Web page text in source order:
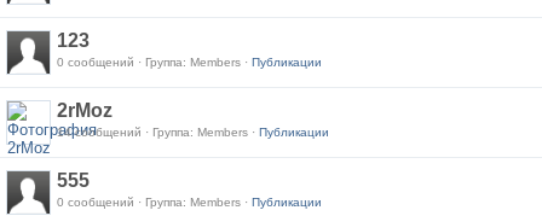
123
0 сообщений · Группа: Members · Публикации
2rMoz
14 сообщений · Группа: Members · Публикации
555
0 сообщений · Группа: Members · Публикации